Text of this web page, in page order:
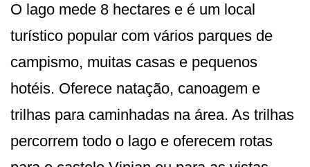
O lago mede 8 hectares e é um local
turístico popular com vários parques de
campismo, muitas casas e pequenos
hotéis. Oferece natação, canoagem e
trilhas para caminhadas na área. As trilhas
percorrem todo o lago e oferecem rotas